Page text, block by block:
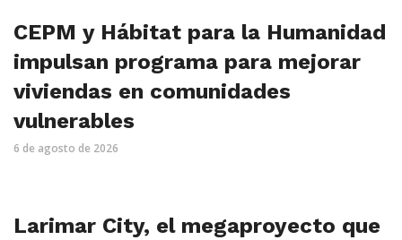
CEPM y Hábitat para la Humanidad
impulsan programa para mejorar
viviendas en comunidades
vulnerables
6 de agosto de 2026
Larimar City, el megaproyecto que